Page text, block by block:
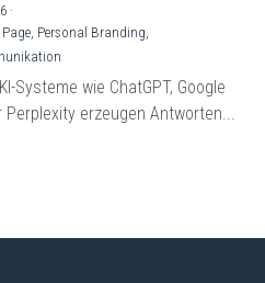
·
Personal Branding,
Systeme wie ChatGPT, Google
Perplexity erzeugen Antworten...